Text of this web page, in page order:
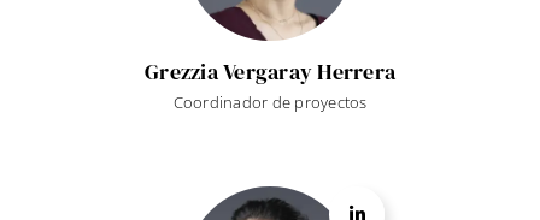
Grezzia Vergaray Herrera
Coordinador de proyectos